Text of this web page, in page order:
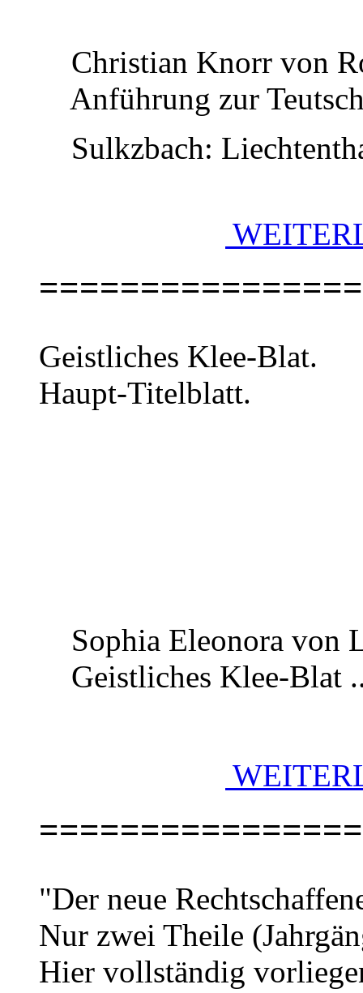
Christian Knorr von
Anführung zur
Sulkzbach:
Geistliches Klee-Blat.
Haupt-Titelblatt.
Sophia Eleonora von
Geistliches Klee-Blat
"Der neue
Nur zwei Theile
Hier vollständig